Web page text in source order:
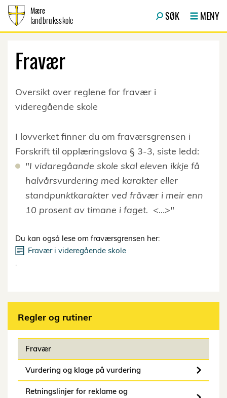
Mære
landbruksskole SØK MENY
Fravær
Oversikt over reglene for fravær i
videregående skole
I lovverket finner du om fraværsgrensen i
Forskrift til opplæringslova § 3-3, siste ledd:
"I vidaregåande skole skal eleven ikkje få
halvårsvurdering med karakter eller
standpunktkarakter ved fråvær i meir enn
10 prosent av timane i faget. <…>"
Du kan også lese om fraværsgrensen her:
Fravær i videregående skole
.
Regler og rutiner
Fravær
Vurdering og klage på vurdering
Retningslinjer for reklame og